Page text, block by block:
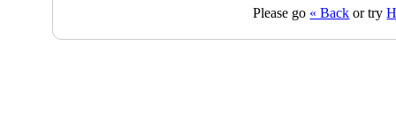
Please go « Back or try